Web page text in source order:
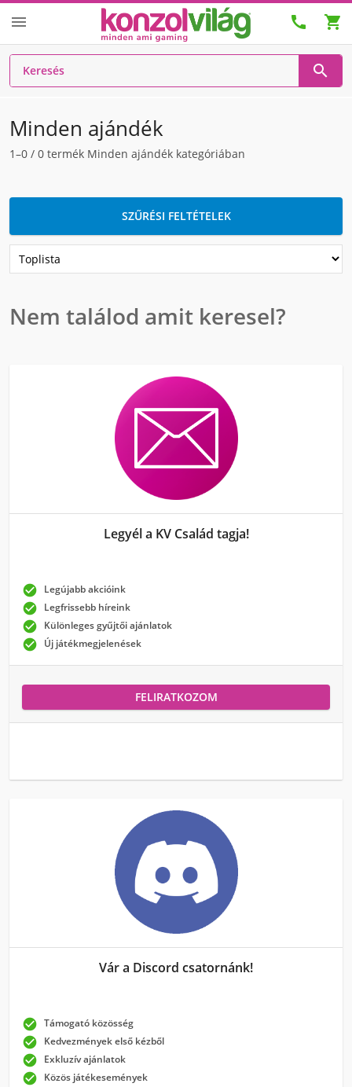
  

Minden ajándék
1–0 / 0 termék Minden ajándék kategóriában
SZŰRÉSI FELTÉTELEK
Nem találod amit keresel?
Legyél a KV Család tagja!
 Legújabb akcióink
 Legfrissebb híreink
 Különleges gyűjtői ajánlatok
 Új játékmegjelenések
FELIRATKOZOM
Vár a Discord csatornánk!
 Támogató közösség
 Kedvezmények első kézből
 Exkluzív ajánlatok
 Közös játékesemények